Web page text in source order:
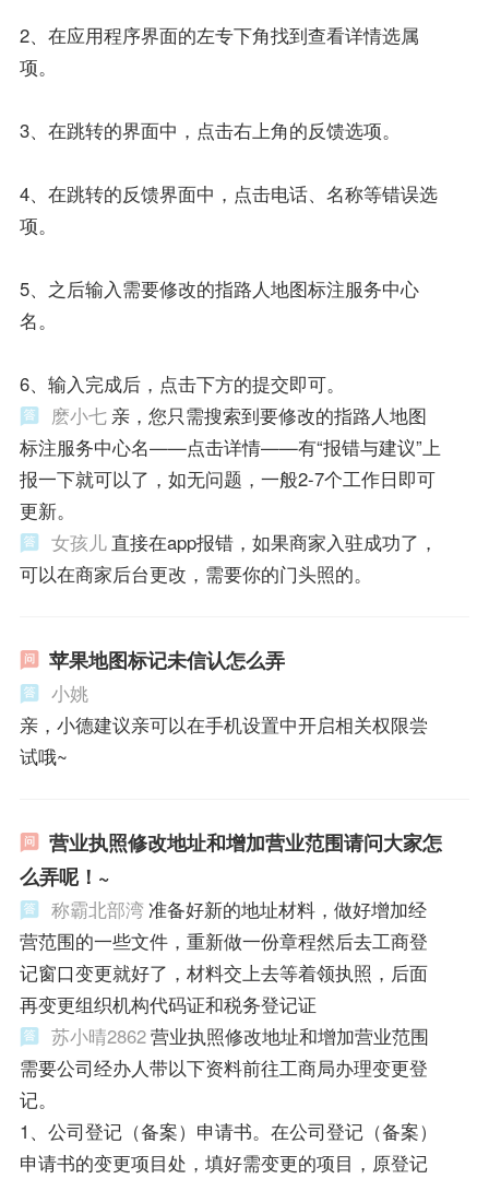
2、在应用程序界面的左专下角找到查看详情选属
项。
3、在跳转的界面中，点击右上角的反馈选项。
4、在跳转的反馈界面中，点击电话、名称等错误选
项。
5、之后输入需要修改的指路人地图标注服务中心
名。
6、输入完成后，点击下方的提交即可。
麽小七 亲，您只需搜索到要修改的指路人地图
标注服务中心名——点击详情——有“报错与建议”上
报一下就可以了，如无问题，一般2-7个工作日即可
更新。
女孩儿 直接在app报错，如果商家入驻成功了，
可以在商家后台更改，需要你的门头照的。
苹果地图标记未信认怎么弄
小姚
亲，小德建议亲可以在手机设置中开启相关权限尝
试哦~
营业执照修改地址和增加营业范围请问大家怎
么弄呢！~
称霸北部湾 准备好新的地址材料，做好增加经
营范围的一些文件，重新做一份章程然后去工商登
记窗口变更就好了，材料交上去等着领执照，后面
再变更组织机构代码证和税务登记证
苏小晴2862营业执照修改地址和增加营业范围
需要公司经办人带以下资料前往工商局办理变更登
记。
1、公司登记（备案）申请书。在公司登记（备案）
申请书的变更项目处，填好需变更的项目，原登记